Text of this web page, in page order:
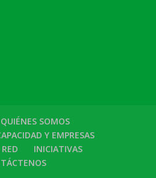
QUIÉNES SOMOS
Y EMPRESAS
INICIATIVAS